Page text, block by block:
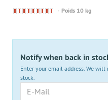
Derzeit
Poids 10 kg
Notify when back in
Enter your email address. We
stock.